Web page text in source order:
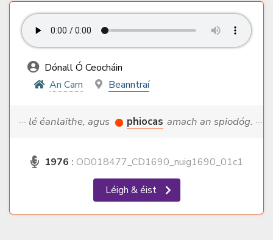
Dónall Ó Ceocháin
An Carn
Beanntraí
··· lé éanlaithe, agus phiocas amach an spiodóg. ···
1976 : OD018477_CD1690_nuig1690_01c1
Léigh & éist